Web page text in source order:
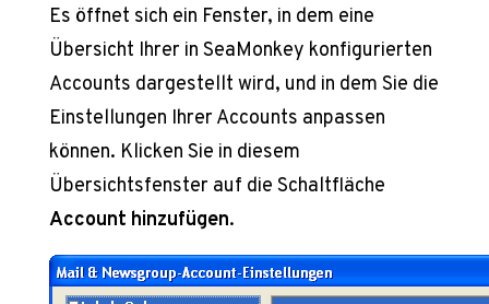
Es öffnet sich ein Fenster, in dem eine
Übersicht Ihrer in SeaMonkey konfigurierten
Accounts dargestellt wird, und in dem Sie die
Einstellungen Ihrer Accounts anpassen
können. Klicken Sie in diesem
Übersichtsfenster auf die Schaltfläche
Account hinzufügen.